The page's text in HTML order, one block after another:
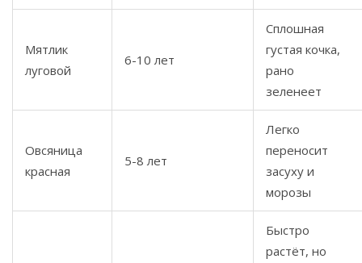
Мятлик
луговой
6-10 лет
Сплошная
густая кочка,
рано
зеленеет
Овсяница
красная
5-8 лет
Легко
переносит
засуху и
морозы
Быстро
растёт, но